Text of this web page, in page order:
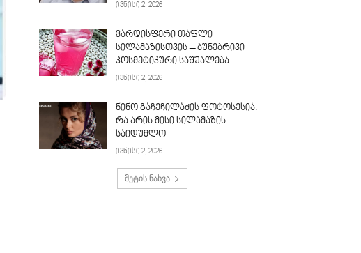
ივნისი 2, 2026
ვარდისფერი თაფლი
სილამაზისთვის – ბუნებრივი
კოსმეტიკური საშუალება
ივნისი 2, 2026
ნინო გაჩეჩილაძის ფოტოსესია:
რა არის მისი სილამაზის
საიდუმლო
ივნისი 2, 2026
მეტის ნახვა